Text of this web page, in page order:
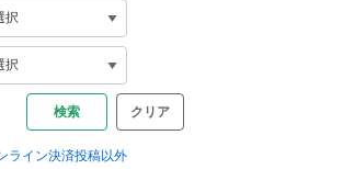
クリア
ライン決済投稿以外